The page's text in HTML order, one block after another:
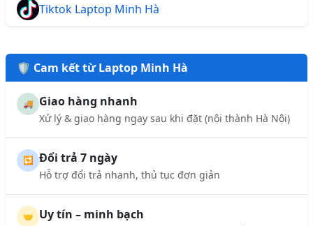
Tiktok Laptop Minh Hà
🛡️ Cam kết từ Laptop Minh Hà
🚚 Giao hàng nhanh
Xử lý & giao hàng ngay sau khi đặt (nội thành Hà Nội)
🔁 Đổi trả 7 ngày
Hỗ trợ đổi trả nhanh, thủ tục đơn giản
🤝 Uy tín – minh bạch